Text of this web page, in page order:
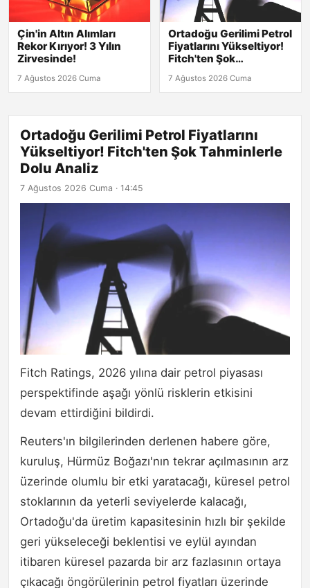
Çin'in Altın Alımları
Rekor Kırıyor! 3 Yılın
Zirvesinde!
7 Ağustos 2026 Cuma
Ortadoğu Gerilimi Petrol
Fiyatlarını Yükseltiyor!
Fitch'ten Şok
7 Ağustos 2026 Cuma
Ortadoğu Gerilimi Petrol Fiyatlarını
Yükseltiyor! Fitch'ten Şok Tahminlerle
Dolu Analiz
7 Ağustos 2026 Cuma · 14:45
Fitch Ratings, 2026 yılına dair petrol piyasası
perspektifinde aşağı yönlü risklerin etkisini
devam ettirdiğini bildirdi.
Reuters'ın bilgilerinden derlenen habere göre,
kuruluş, Hürmüz Boğazı'nın tekrar açılmasının arz
üzerinde olumlu bir etki yaratacağı, küresel petrol
stoklarının da yeterli seviyelerde kalacağı,
Ortadoğu'da üretim kapasitesinin hızlı bir şekilde
geri yükseleceği beklentisi ve eylül ayından
itibaren küresel pazarda bir arz fazlasının ortaya
çıkacağı öngörülerinin petrol fiyatları üzerinde